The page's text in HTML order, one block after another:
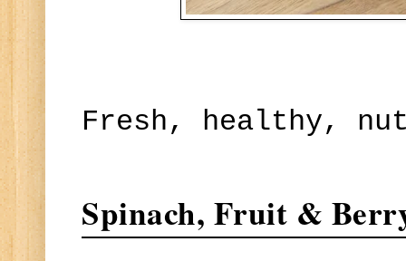
Fresh, healthy,
Spinach, Fruit &